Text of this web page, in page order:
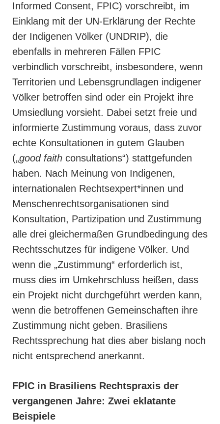
Informed Consent, FPIC) vorschreibt, im
Einklang mit der UN-Erklärung der Rechte
der Indigenen Völker (UNDRIP), die
ebenfalls in mehreren Fällen FPIC
verbindlich vorschreibt, insbesondere, wenn
Territorien und Lebensgrundlagen indigener
Völker betroffen sind oder ein Projekt ihre
Umsiedlung vorsieht. Dabei setzt freie und
informierte Zustimmung voraus, dass zuvor
echte Konsultationen in gutem Glauben
(„good faith consultations“) stattgefunden
haben. Nach Meinung von Indigenen,
internationalen Rechtsexpert*innen und
Menschenrechtsorganisationen sind
Konsultation, Partizipation und Zustimmung
alle drei gleichermaßen Grundbedingung des
Rechtsschutzes für indigene Völker. Und
wenn die „Zustimmung“ erforderlich ist,
muss dies im Umkehrschluss heißen, dass
ein Projekt nicht durchgeführt werden kann,
wenn die betroffenen Gemeinschaften ihre
Zustimmung nicht geben. Brasiliens
Rechtssprechung hat dies aber bislang noch
nicht entsprechend anerkannt.
FPIC in Brasiliens Rechtspraxis der
vergangenen Jahre: Zwei eklatante
Beispiele